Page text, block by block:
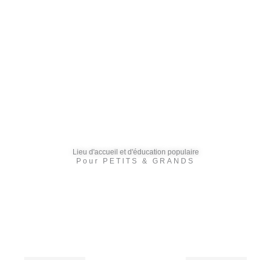
Lieu d'accueil et d'éducation populaire
Pour PETITS & GRANDS